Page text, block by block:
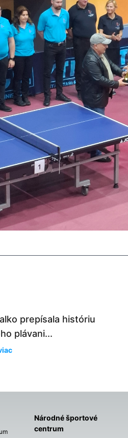
prepísala históriu
plávani...
Národné športové
centrum